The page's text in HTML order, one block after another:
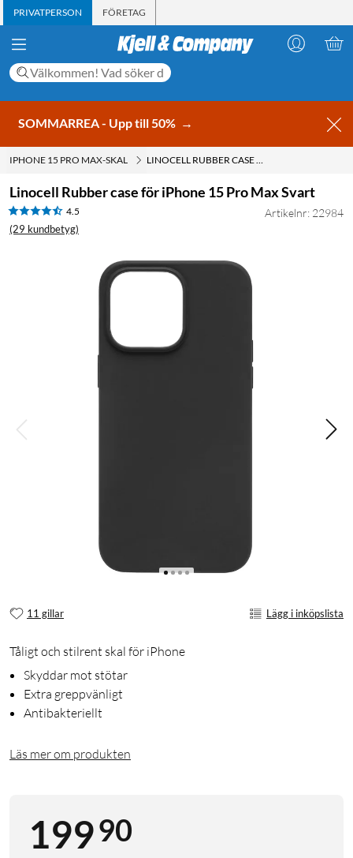
PRIVATPERSON FÖRETAG
SOMMARREA - Upp till 50% →
IPHONE 15 PRO MAX-SKAL LINOCELL RUBBER CASE FÖR IPHONE 15 PRO MAX SVART
Linocell Rubber case för iPhone 15 Pro Max Svart
4.5
(29 kundbetyg)
Artikelnr: 22984
11 gillar Lägg i inköpslista
Tåligt och stilrent skal för iPhone
Skyddar mot stötar
Extra greppvänligt
Antibakteriellt
Läs mer om produkten
19990